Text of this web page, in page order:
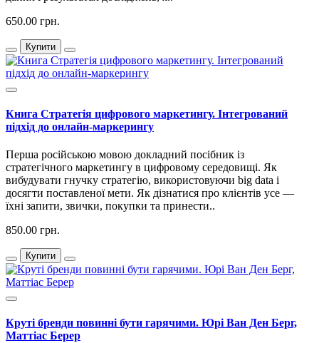
650.00 грн.
Купити
Книга Стратегія цифрового маркетингу. Інтегрований
підхід до онлайн-маркерингу
Перша російською мовою докладний посібник із
стратегічного маркетингу в цифровому середовищі. Як
вибудувати гнучку стратегію, використовуючи big data і
досягти поставленої мети. Як дізнатися про клієнтів усе —
їхні запити, звички, покупки та принести..
850.00 грн.
Купити
Круті бренди повинні бути гарячими. Юрі Ван Ден Берг,
Маттіас Берер